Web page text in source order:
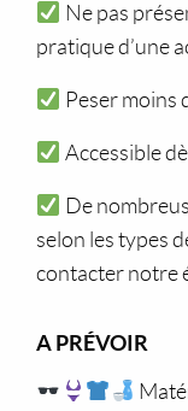
Ne pas
pratique d’une
Peser moins
Accessible
De
selon les types
contacter notre
A PRÉVOIR